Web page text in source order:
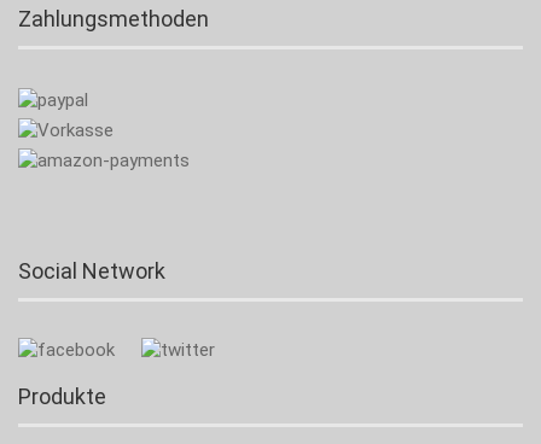
Zahlungsmethoden
Social Network
Produkte